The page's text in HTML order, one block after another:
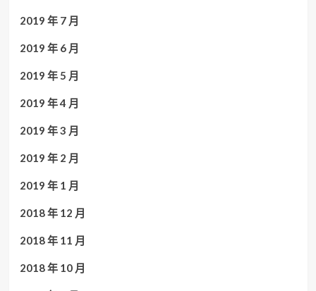
2019 年 7 月
2019 年 6 月
2019 年 5 月
2019 年 4 月
2019 年 3 月
2019 年 2 月
2019 年 1 月
2018 年 12 月
2018 年 11 月
2018 年 10 月